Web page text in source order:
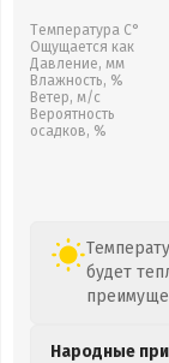
Температура С°
Ощущается как
Давление, мм
Влажность, %
Ветер, м/с
Вероятность
осадков, %
будет
Народные